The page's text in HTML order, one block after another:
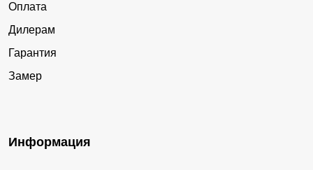
Оплата
Дилерам
Гарантия
Замер
Информация